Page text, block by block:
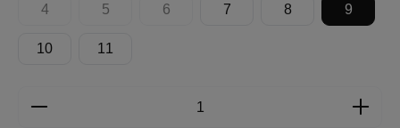
4
(Diese Option ist zurzeit nicht verfügbar.)
5
(Diese Option ist zurzeit nicht verfügbar.)
6
(Diese Option ist zurzeit nicht verfügbar.)
7 8 9
10 11
Produkt Anzahl: Gib den gewünschten